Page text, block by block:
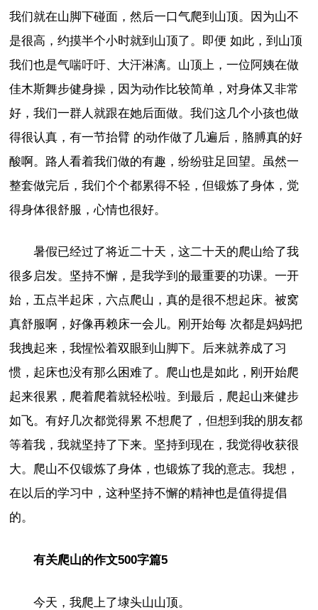
我们就在山脚下碰面，然后一口气爬到山顶。因为山不
是很高，约摸半个小时就到山顶了。即便 如此，到山顶
我们也是气喘吁吁、大汗淋漓。山顶上，一位阿姨在做
佳木斯舞步健身操，因为动作比较简单，对身体又非常
好，我们一群人就跟在她后面做。我们这几个小孩也做
得很认真，有一节抬臂 的动作做了几遍后，胳膊真的好
酸啊。路人看着我们做的有趣，纷纷驻足回望。虽然一
整套做完后，我们个个都累得不轻，但锻炼了身体，觉
得身体很舒服，心情也很好。
暑假已经过了将近二十天，这二十天的爬山给了我
很多启发。坚持不懈，是我学到的最重要的功课。一开
始，五点半起床，六点爬山，真的是很不想起床。被窝
真舒服啊，好像再赖床一会儿。刚开始每 次都是妈妈把
我拽起来，我惺忪着双眼到山脚下。后来就养成了习
惯，起床也没有那么困难了。爬山也是如此，刚开始爬
起来很累，爬着爬着就轻松啦。到最后，爬起山来健步
如飞。有好几次都觉得累 不想爬了，但想到我的朋友都
等着我，我就坚持了下来。坚持到现在，我觉得收获很
大。爬山不仅锻炼了身体，也锻炼了我的意志。我想，
在以后的学习中，这种坚持不懈的精神也是值得提倡
的。
有关爬山的作文500字篇5
今天，我爬上了埭头山山顶。